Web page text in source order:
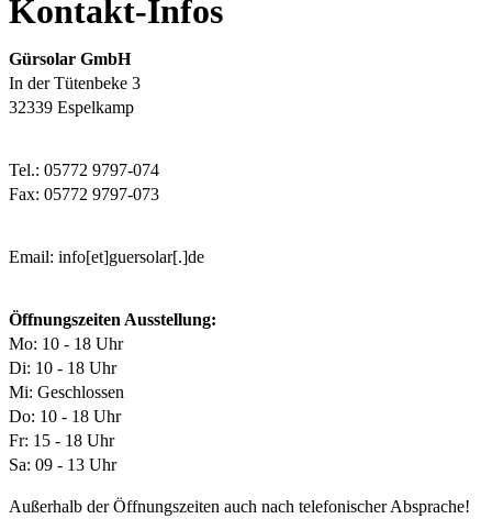
Kontakt-Infos
Gürsolar GmbH
In der Tütenbeke 3
32339 Espelkamp
Tel.: 05772 9797-074
Fax: 05772 9797-073
Email: info[et]guersolar[.]de
Öffnungszeiten Ausstellung:
Mo: 10 - 18 Uhr
Di: 10 - 18 Uhr
Mi: Geschlossen
Do: 10 - 18 Uhr
Fr: 15 - 18 Uhr
Sa: 09 - 13 Uhr
Außerhalb der Öffnungszeiten auch nach telefonischer Absprache!